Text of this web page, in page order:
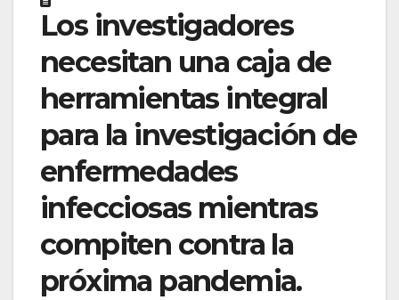
Los investigadores
necesitan una caja de
herramientas integral
para la investigación de
enfermedades
infecciosas mientras
compiten contra la
próxima pandemia.